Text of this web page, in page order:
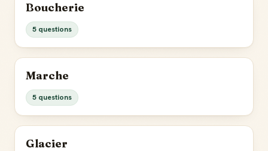
Boucherie
5 questions
Marche
5 questions
Glacier